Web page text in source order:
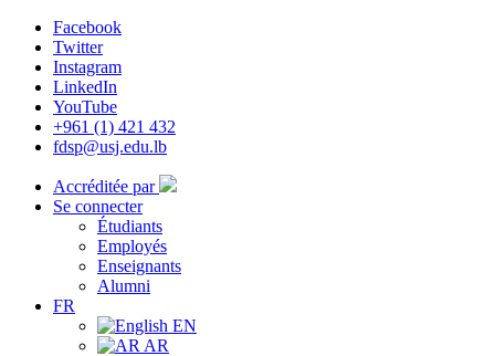
Facebook
Twitter
Instagram
LinkedIn
YouTube
+961 (1) 421 432
fdsp@usj.edu.lb
Accréditée par
Se connecter
Étudiants
Employés
Enseignants
Alumni
FR
EN
AR